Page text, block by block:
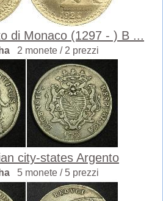
di Monaco (1297 - ) B ...
2 monete / 2 prezzi
city-states Argento
5 monete / 5 prezzi